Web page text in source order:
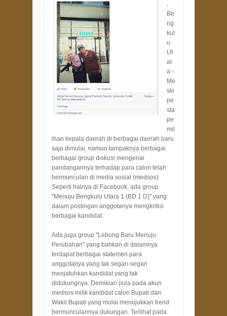
,
Be
ng
kul
u
Ut
ar
a -
Me
ski
pe
sta
pe
mil
ihan kepala daerah di berbagai daerah baru
saja dimulai, namun tampaknya berbagai
berbagai group diskusi mengenai
pandangannya terhadap para calon telah
bermunculan di media sosial (medsos).
Seperti halnya di Facebook, ada group
"Menuju Bengkulu Utara 1 (BD 1 D)" yang
dalam postingan anggotanya mengkritisi
berbagai kandidat.
Ada juga group "Lebong Baru Menuju
Perubahan" yang bahkan di dalamnya
terdapat berbagai statemen para
anggotanya yang tak segan-segan
menjatuhkan kandidat yang tak
didukungnya. Demikian pula pada akun
medsos milik kandidat calon Bupati dan
Wakil Bupati yang mulai menujukkan trend
bermunculannya dukungan. Terlihat pada